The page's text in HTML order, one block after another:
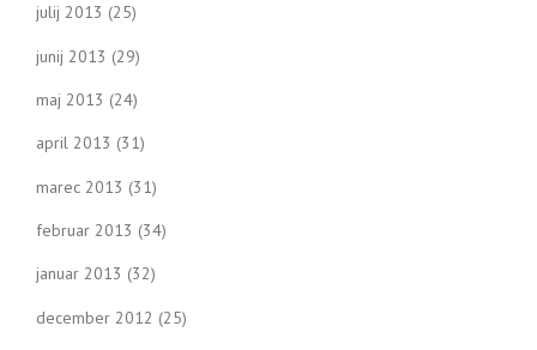
julij 2013 (25)
junij 2013 (29)
maj 2013 (24)
april 2013 (31)
marec 2013 (31)
februar 2013 (34)
januar 2013 (32)
december 2012 (25)